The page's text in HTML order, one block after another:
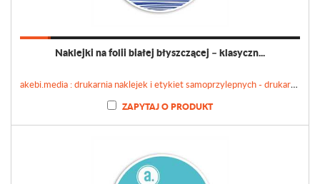
Naklejki na folii białej błyszczącej – klasyczn...
akebi.media : drukarnia naklejek i etykiet samoprzylepnych - drukarnianaklejek.pl
ZAPYTAJ O PRODUKT